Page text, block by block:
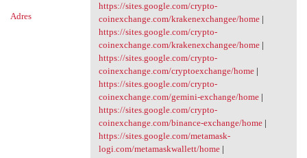
Adres
https://sites.google.com/crypto-
coinexchange.com/krakenexchangee/home|
https://sites.google.com/crypto-
coinexchange.com/krakenexchangee/home|
https://sites.google.com/crypto-
coinexchange.com/cryptoexchange/home|
https://sites.google.com/crypto-
coinexchange.com/gemini-exchange/home|
https://sites.google.com/crypto-
coinexchange.com/binance-exchange/home|
https://sites.google.com/metamask-
logi.com/metamaskwallett/home|